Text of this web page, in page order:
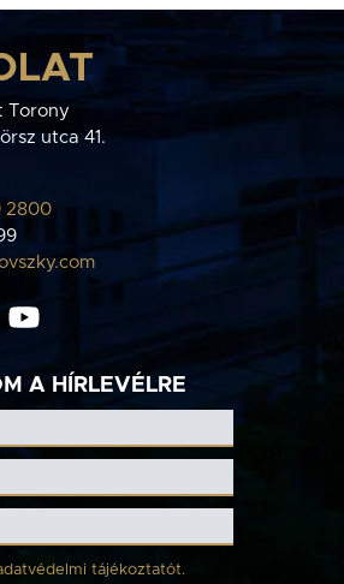
Torony
utca 41.
2800
A HÍRLEVÉLRE
tájékoztatót.